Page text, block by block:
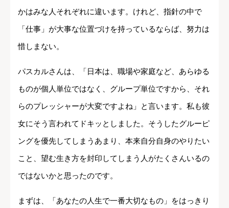
かはみな人それぞれに違います。けれど、指針の中で
「仕事」が大事な位置づけを持っているならば、努力は
惜しまない。
パスカルさんは、「日本は、職場や家庭など、あらゆる
ものが個人単位ではなく、グループ単位ですから、それ
らのプレッシャーが大変ですよね」と言います。私も彼
女にそう言われてドキッとしました。そうしたグルーピ
ングを優先してしまうあまり、本来自分自身のやりたい
こと、望む生き方を封印してしまう人がたくさんいるの
ではないかと思ったのです。
まずは、「あなたの人生で一番大切なもの」をはっきり